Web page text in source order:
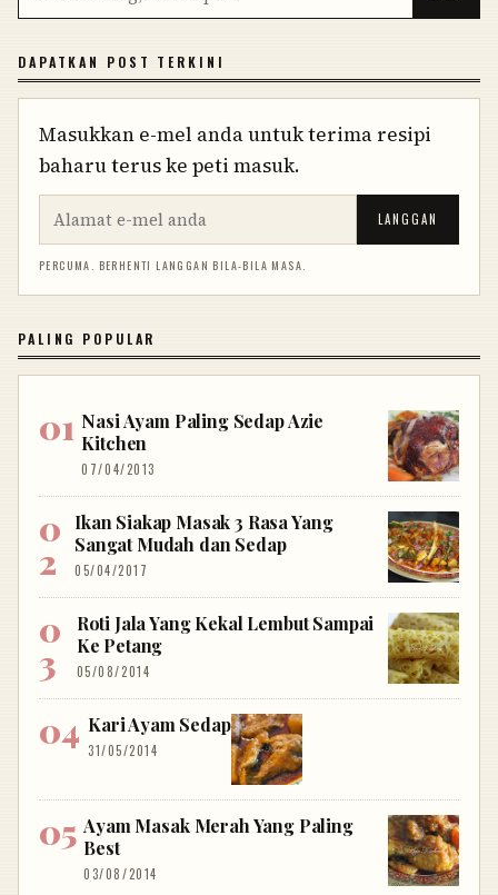
DAPATKAN POST TERKINI
Masukkan e-mel anda untuk terima resipi
baharu terus ke peti masuk.
LANGGAN
PERCUMA. BERHENTI LANGGAN BILA-BILA MASA.
PALING POPULAR
Nasi Ayam Paling Sedap Azie
Kitchen
07/04/2013
Ikan Siakap Masak 3 Rasa Yang
Sangat Mudah dan Sedap
05/04/2017
Roti Jala Yang Kekal Lembut Sampai
Ke Petang
05/08/2014
Kari Ayam Sedap
31/05/2014
Ayam Masak Merah Yang Paling
Best
03/08/2014